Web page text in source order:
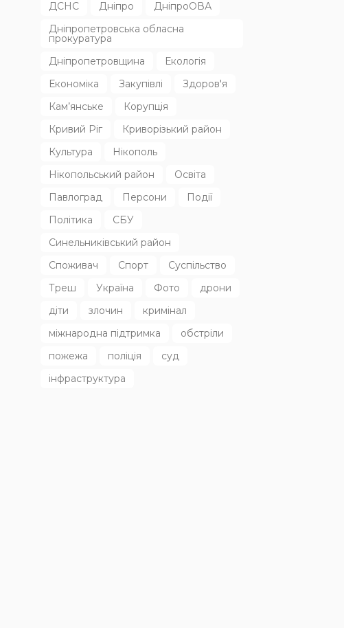
ДСНС
Дніпро
ДніпроОВА
Дніпропетровська обласна
прокуратура
Дніпропетровщина
Екологія
Економіка
Закупівлі
Здоров'я
Кам’янське
Корупція
Кривий Ріг
Криворізький район
Культура
Нікополь
Нікопольський район
Освіта
Павлоград
Персони
Події
Політика
СБУ
Синельниківський район
Споживач
Спорт
Суспільство
Треш
Україна Фото
дрони
діти
злочин
кримінал
міжнародна підтримка
обстріли
пожежа
поліція
суд
інфраструктура